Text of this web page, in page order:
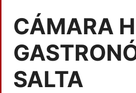
CÁMARA
SALTA